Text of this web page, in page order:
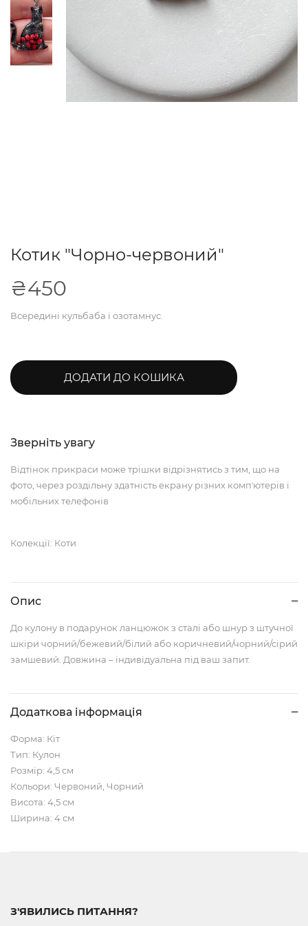
Котик "Чорно-червоний"
₴450
Всередині кульбаба і озотамнус.
ДОДАТИ ДО КОШИКА
Зверніть увагу
Відтінок прикраси може трішки відрізнятись з тим, що на
фото, через роздільну здатність екрану різних компʼютерів і
мобільних телефонів
Колекції: Коти
Опис
До кулону в подарунок ланцюжок з сталі або шнур з штучної
шкіри чорний/бежевий/білий або коричневий/чорний/сірий
замшевий. Довжина – індивідуальна під ваш запит.
Додаткова інформація
Форма: Кіт
Тип: Кулон
Розмір: 4,5 см
Кольори: Червоний, Чорний
Висота: 4,5 см
Ширина: 4 см
З'ЯВИЛИСЬ ПИТАННЯ?